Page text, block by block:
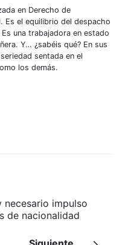
en Derecho de
Es el equilibrio del despacho
una trabajadora en estado
Y… ¿sabéis qué? En sus
sentada en el
los demás.
necesario impulso
de nacionalidad